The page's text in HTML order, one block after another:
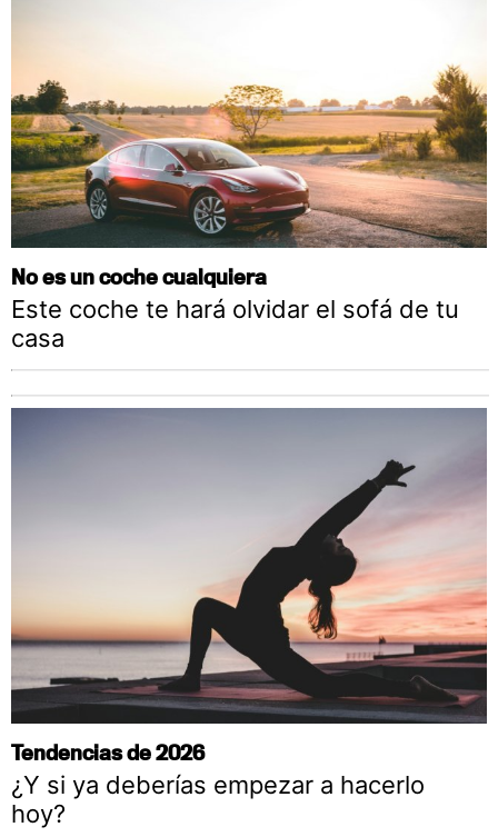
No es un coche cualquiera
Este coche te hará olvidar el sofá de tu
casa
Tendencias de 2026
¿Y si ya deberías empezar a hacerlo
hoy?